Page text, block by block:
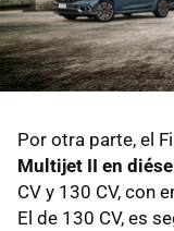
Por otra parte, el
Multijet II en
CV y 130 CV, con
El de 130 CV, es